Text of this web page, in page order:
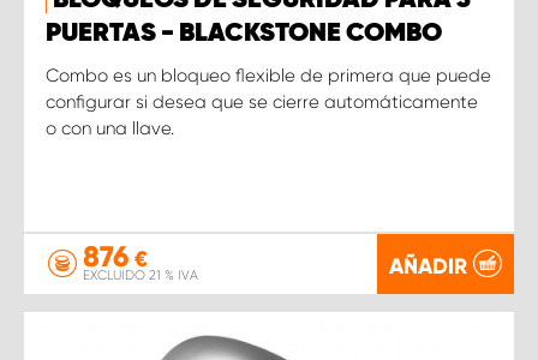
PUERTAS - BLACKSTONE COMBO
Combo es un bloqueo flexible de primera que puede
configurar si desea que se cierre automáticamente
o con una llave.
876 €
EXCLUIDO 21 % IVA AÑADIR